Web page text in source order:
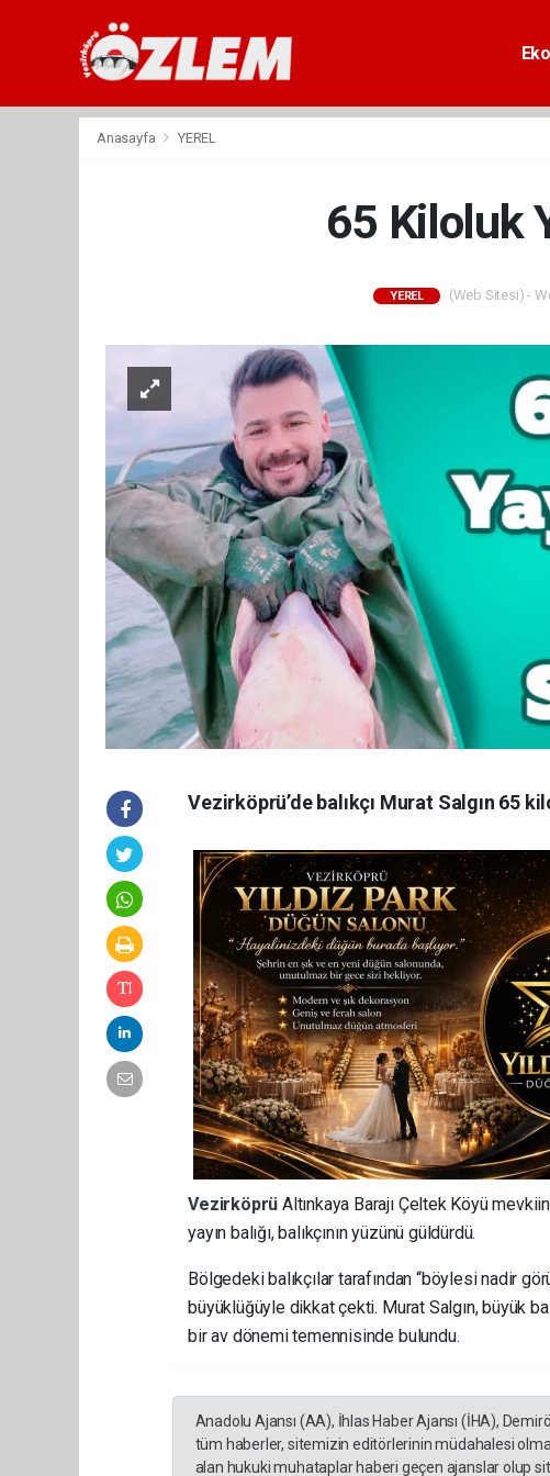
Anasayfa YEREL
65 Kiloluk
YEREL (Web Sitesi) -
Vezirköprü’de balıkçı Murat Salgın 65
Vezirköprü Altınkaya Barajı Çeltek Köyü
yayın balığı, balıkçının yüzünü güldürdü.
Bölgedeki balıkçılar tarafından “böylesi nadir
büyüklüğüyle dikkat çekti. Murat Salgın, büyük
bir av dönemi temennisinde bulundu.
Anadolu Ajansı (AA), İhlas Haber Ajansı (İHA),
tüm haberler, sitemizin editörlerinin müdahalesi
alan hukuki muhataplar haberi geçen ajanslar olup